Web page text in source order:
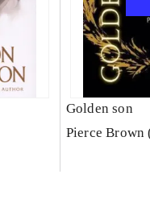
Golden son
Pierce Brown